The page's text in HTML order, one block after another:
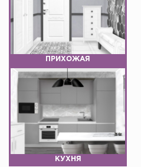
ПРИХОЖАЯ
КУХНЯ